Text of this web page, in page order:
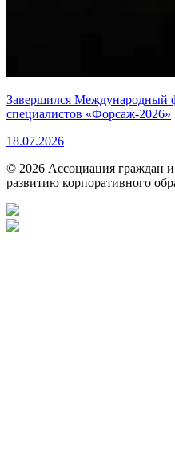
Завершился Международный
специалистов «Форсаж-2026»
18.07.2026
© 2026 Ассоциация граждан
развитию корпоративного